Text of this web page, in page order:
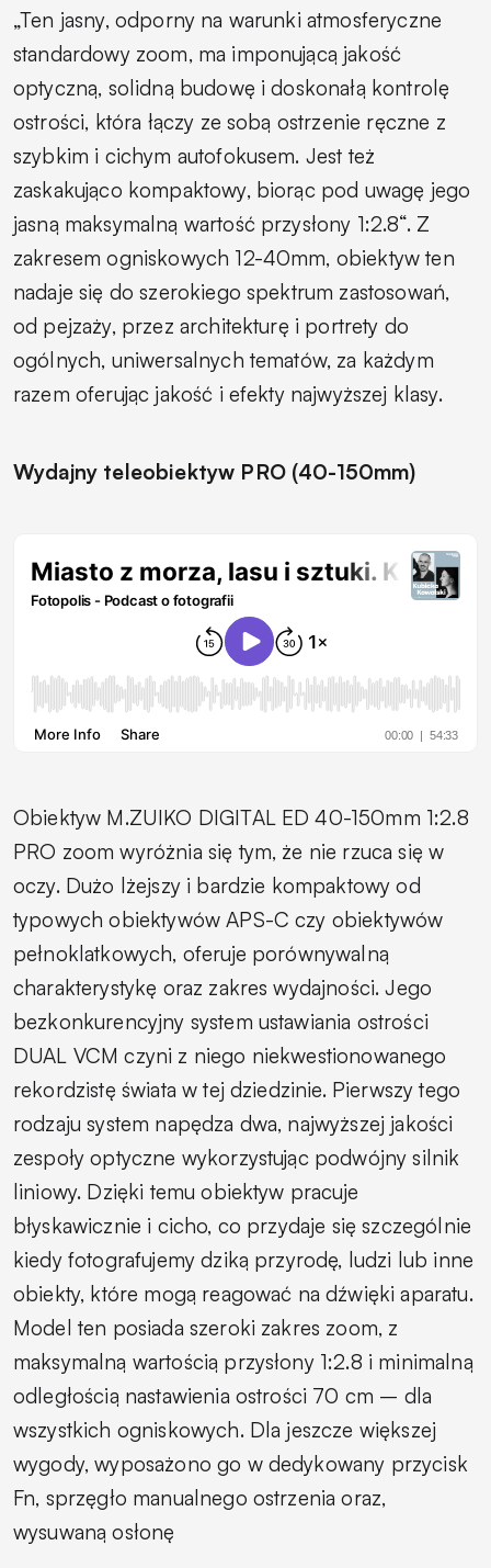
„Ten jasny, odporny na warunki atmosferyczne
standardowy zoom, ma imponującą jakość
optyczną, solidną budowę i doskonałą kontrolę
ostrości, która łączy ze sobą ostrzenie ręczne z
szybkim i cichym autofokusem. Jest też
zaskakująco kompaktowy, biorąc pod uwagę jego
jasną maksymalną wartość przysłony 1:2.8“. Z
zakresem ogniskowych 12-40mm, obiektyw ten
nadaje się do szerokiego spektrum zastosowań,
od pejzaży, przez architekturę i portrety do
ogólnych, uniwersalnych tematów, za każdym
razem oferując jakość i efekty najwyższej klasy.
Wydajny teleobiektyw PRO (40-150mm)
Obiektyw M.ZUIKO DIGITAL ED 40-150mm 1:2.8
PRO zoom wyróżnia się tym, że nie rzuca się w
oczy. Dużo lżejszy i bardzie kompaktowy od
typowych obiektywów APS-C czy obiektywów
pełnoklatkowych, oferuje porównywalną
charakterystykę oraz zakres wydajności. Jego
bezkonkurencyjny system ustawiania ostrości
DUAL VCM czyni z niego niekwestionowanego
rekordzistę świata w tej dziedzinie. Pierwszy tego
rodzaju system napędza dwa, najwyższej jakości
zespoły optyczne wykorzystując podwójny silnik
liniowy. Dzięki temu obiektyw pracuje
błyskawicznie i cicho, co przydaje się szczególnie
kiedy fotografujemy dziką przyrodę, ludzi lub inne
obiekty, które mogą reagować na dźwięki aparatu.
Model ten posiada szeroki zakres zoom, z
maksymalną wartością przysłony 1:2.8 i minimalną
odległością nastawienia ostrości 70 cm – dla
wszystkich ogniskowych. Dla jeszcze większej
wygody, wyposażono go w dedykowany przycisk
Fn, sprzęgło manualnego ostrzenia oraz,
wysuwaną osłonę